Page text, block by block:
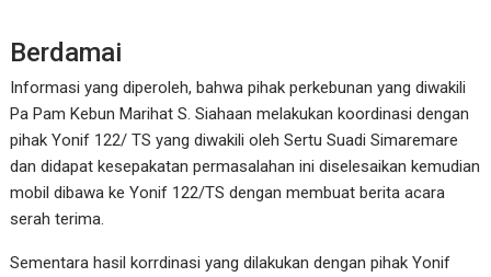
Berdamai
Informasi yang diperoleh, bahwa pihak perkebunan yang diwakili
Pa Pam Kebun Marihat S. Siahaan melakukan koordinasi dengan
pihak Yonif 122/ TS yang diwakili oleh Sertu Suadi Simaremare
dan didapat kesepakatan permasalahan ini diselesaikan kemudian
mobil dibawa ke Yonif 122/TS dengan membuat berita acara
serah terima.
Sementara hasil korrdinasi yang dilakukan dengan pihak Yonif